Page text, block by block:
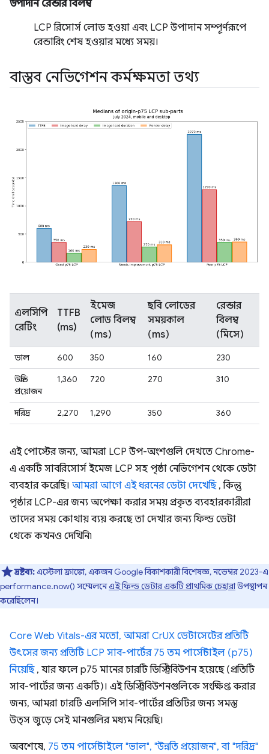
উপাদান রেন্ডার বিলম্ব
LCP রিসোর্স লোড হওয়া এবং LCP উপাদান সম্পূর্ণরূপে
রেন্ডারিং শেষ হওয়ার মধ্যে সময়।
বাস্তব নেভিগেশন কর্মক্ষমতা তথ্য
এলসিপি
রেটিং
TTFB
(ms)
ইমেজ
লোড বিলম্ব
(ms)
ছবি লোডের
সময়কাল
(ms)
রেন্ডার
বিলম্ব
(মিসে)
ভাল 600 350 160
230
উন্নতি
প্রয়োজন
1,360 720 270 310
দরিদ্র 2,270 1,290 350 360
এই পোস্টের জন্য, আমরা LCP উপ-অংশগুলি দেখতে Chrome-
এ একটি সাবরিসোর্স ইমেজ LCP সহ পৃষ্ঠা নেভিগেশন থেকে ডেটা
ব্যবহার করেছি। আমরা আগে এই ধরনের ডেটা দেখেছি, কিন্তু
পৃষ্ঠার LCP-এর জন্য অপেক্ষা করার সময় প্রকৃত ব্যবহারকারীরা
তাদের সময় কোথায় ব্যয় করছে তা দেখার জন্য ফিল্ড ডেটা
থেকে কখনও দেখিনি৷
দ্রষ্টব্য:এস্টেলা ফ্রাঙ্কো, একজন Google বিকাশকারী বিশেষজ্ঞ, নভেম্বর 2023-এ
performance.now() সম্মেলনেএই ফিল্ড ডেটার একটি প্রাথমিক চেহারাউপস্থাপন
করেছিলেন।
Core Web Vitals-এর মতো, আমরা CrUX ডেটাসেটের প্রতিটি
উৎসের জন্য প্রতিটি LCP সাব-পার্টের 75 তম পার্সেন্টাইল (p75)
নিয়েছি, যার ফলে p75 মানের চারটি ডিস্ট্রিবিউশন হয়েছে (প্রতিটি
সাব-পার্টের জন্য একটি)। এই ডিস্ট্রিবিউশনগুলিকে সংক্ষিপ্ত করার
জন্য, আমরা চারটি এলসিপি সাব-পার্টের প্রতিটির জন্য সমস্ত
উত্স জুড়ে সেই মানগুলির মধ্যম নিয়েছি।
অবশেষে, 75 তম পার্সেন্টাইলে "ভাল", "উন্নতি প্রয়োজন", বা "দরিদ্র"